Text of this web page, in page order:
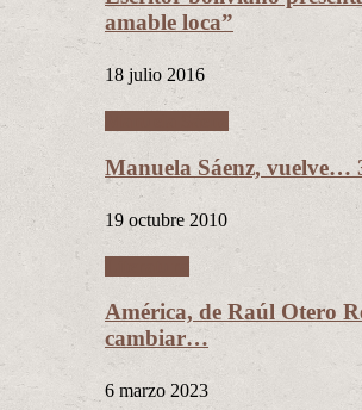
amable loca”
18 julio 2016
Manuela Sáenz, vuelve…
19 octubre 2010
América, de Raúl Otero
cambiar…
6 marzo 2023